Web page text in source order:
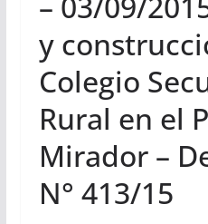
y
Colegio
Rural en el
Mirador –
N° 413/15